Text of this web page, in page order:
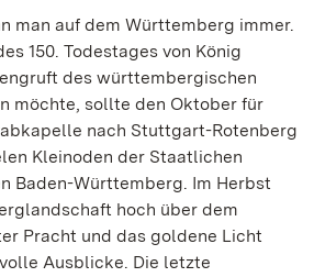
man auf dem Württemberg immer.
150. Todestages von König
des württembergischen
möchte, sollte den Oktober für
nach Stuttgart-Rotenberg
Kleinoden der Staatlichen
Baden-Württemberg. Im Herbst
hoch über dem
Pracht und das goldene Licht
Ausblicke. Die letzte